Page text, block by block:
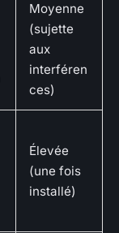
Moyenne
(sujette
aux
interféren
ces)
Élevée
(une fois
installé)